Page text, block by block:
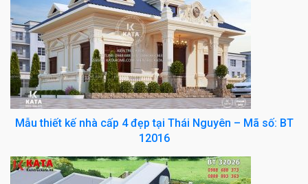
Mẫu thiết kế nhà cấp 4 đẹp tại Thái Nguyên – Mã số: BT
12016